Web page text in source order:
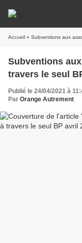
Accueil » Subventions aux
Subventions
travers le seul
Publié le 24/04/2021 à
Par Orange Autrement